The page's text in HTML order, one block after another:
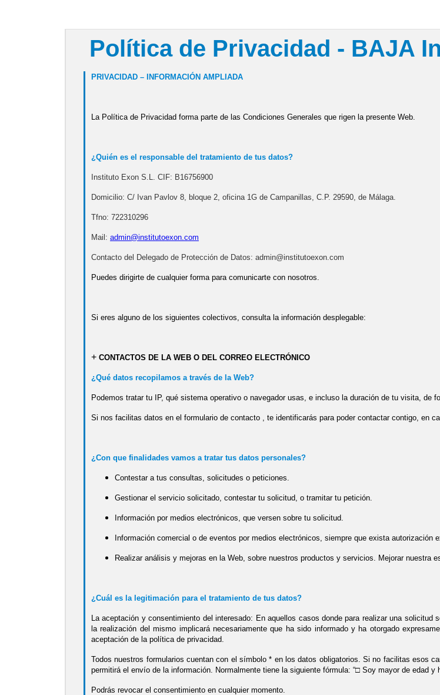
Política de Privacidad - BAJA
PRIVACIDAD – INFORMACIÓN AMPLIADA
La Política de Privacidad forma parte de las Condiciones Generales que rigen la presente Web.
¿Quién es el responsable del tratamiento de tus datos?
Instituto Exon S.L. CIF: B16756900
Domicilio: C/ Ivan Pavlov 8, bloque 2, oficina 1G de Campanillas, C.P. 29590, de Málaga.
Tfno: 722310296
Mail: admin@institutoexon.com
Contacto del Delegado de Protección de Datos: admin@institutoexon.com
Puedes dirigirte de cualquier forma para comunicarte con nosotros.
Si eres alguno de los siguientes colectivos, consulta la información desplegable:
+ CONTACTOS DE LA WEB O DEL CORREO ELECTRÓNICO
¿Qué datos recopilamos a través de la Web?
Podemos tratar tu IP, qué sistema operativo o navegador usas, e incluso la duración de tu visita, de
Si nos facilitas datos en el formulario de contacto , te identificarás para poder contactar contigo, en
¿Con que finalidades vamos a tratar tus datos personales?
Contestar a tus consultas, solicitudes o peticiones.
Gestionar el servicio solicitado, contestar tu solicitud, o tramitar tu petición.
Información por medios electrónicos, que versen sobre tu solicitud.
Información comercial o de eventos por medios electrónicos, siempre que exista autorización
Realizar análisis y mejoras en la Web, sobre nuestros productos y servicios. Mejorar nuestra
¿Cuál es la legitimación para el tratamiento de tus datos?
La aceptación y consentimiento del interesado: En aquellos casos donde para realizar una
la realización del mismo implicará necesariamente que ha sido informado y ha otorgado
aceptación de la política de privacidad.
Todos nuestros formularios cuentan con el símbolo * en los datos obligatorios. Si no facilitas esos
permitirá el envío de la información. Normalmente tiene la siguiente fórmula: “□ Soy mayor de edad
Podrás revocar el consentimiento en cualquier momento.